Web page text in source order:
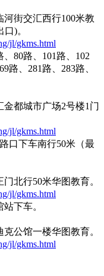
街交汇西行100米教
)。
jl/gkms.html
80路、101路、102
路、281路、283路、
都城市广场2号楼1门
jl/gkms.html
口下车南行50米（最
北行50米华图教育。
jl/gkms.html
下车。
公馆一楼华图教育。
jl/gkms.html